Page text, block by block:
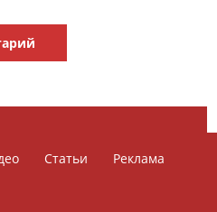
Статьи
Реклама